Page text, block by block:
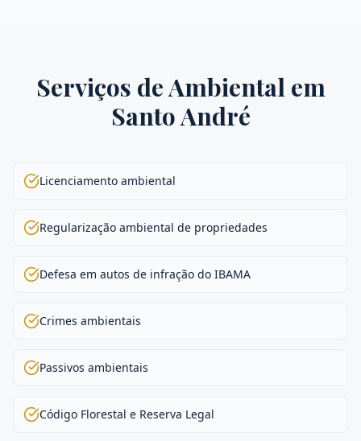
Serviços deAmbientalem
Santo André
Licenciamento ambiental
Regularização ambiental de propriedades
Defesa em autos de infração do IBAMA
Crimes ambientais
Passivos ambientais
Código Florestal e Reserva Legal